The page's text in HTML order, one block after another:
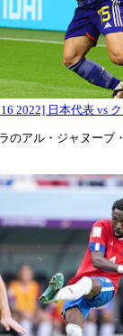
2022] 日本代表 vs
のアル・ジャヌーブ